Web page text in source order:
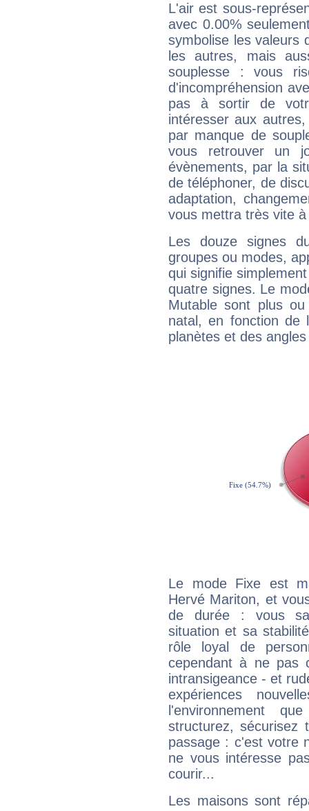
L'air est sous-
avec 0.00%
symbolise les valeurs
les autres, mais
souplesse : vous
d'incompréhension
pas à sortir de
intéresser aux
par manque de
vous retrouver un
évènements, par la
de téléphoner, de
adaptation,
vous mettra très vite
Les douze signes
groupes ou modes,
qui signifie
quatre signes. Le
Mutable sont plus
natal, en fonction de
planètes et des
Le mode Fixe est
Hervé Mariton, et
de durée : vous
situation et sa
rôle loyal de
cependant à ne pas
intransigeance - et
expériences
l'environnement
structurez, sécurisez
passage : c'est votre
ne vous intéresse
courir...
Les maisons sont